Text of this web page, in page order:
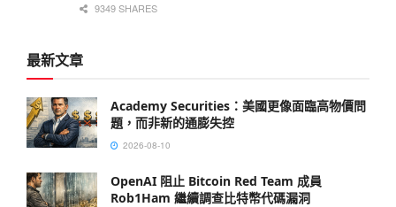
9349 SHARES
最新文章
Academy Securities：美國更像面臨高物價問
題，而非新的通膨失控
2026-08-10
OpenAI 阻止 Bitcoin Red Team 成員
Rob1Ham 繼續調查比特幣代碼漏洞